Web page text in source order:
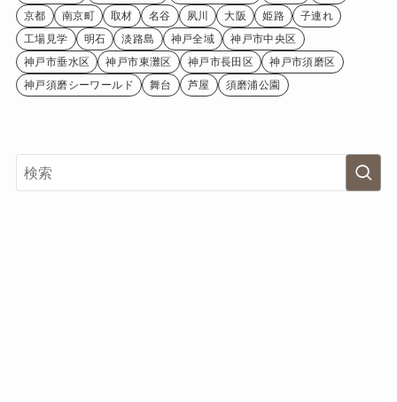
京都 南京町 取材 名谷 夙川 大阪 姫路
子連れ
工場見学
明石 淡路島 神戸全域
神戸市中央区
神戸市垂水区
神戸市東灘区 神戸市長田区
神戸市須磨区
神戸須磨シーワールド
舞台 芦屋 須磨浦公園